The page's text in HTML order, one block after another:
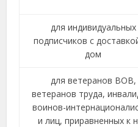
для индивидуальных
подписчиков с
дом
для ветеранов ВОВ,
ветеранов труда,
воинов-
и лиц, приравненных к